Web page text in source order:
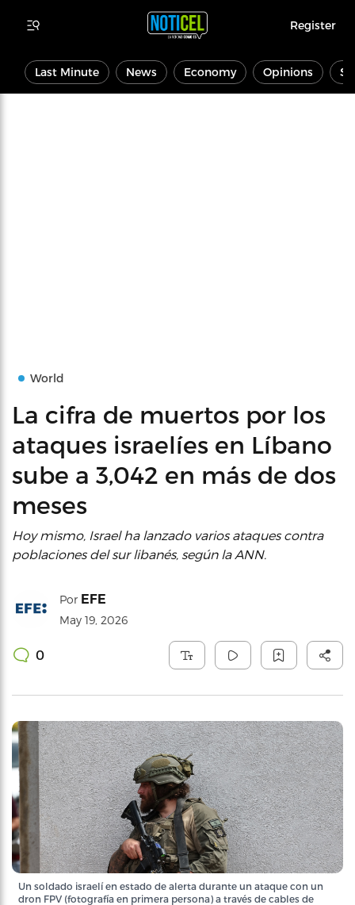
Register
Last Minute News Economy Opinions
World
La cifra de muertos por los
ataques israelíes en Líbano
sube a 3,042 en más de dos
meses
Hoy mismo, Israel ha lanzado varios ataques contra
poblaciones del sur libanés, según la ANN.
Por EFE
May 19, 2026
0
Un soldado israelí en estado de alerta durante un ataque con un
dron FPV (fotografía en primera persona) a través de cables de